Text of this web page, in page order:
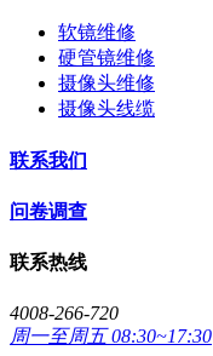
软镜维修
硬管镜维修
摄像头维修
摄像头线缆
联系我们
问卷调查
联系热线
4008-266-720
周一至周五 08:30~17:30